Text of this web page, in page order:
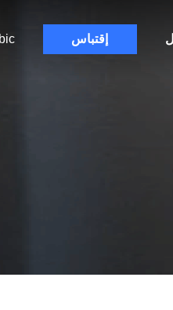
إقتباس